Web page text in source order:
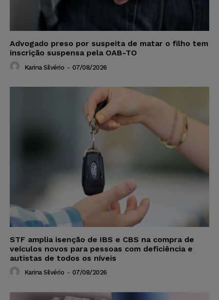
Advogado preso por suspeita de matar o filho tem
inscrição suspensa pela OAB-TO
Karina Silvério - 07/08/2026
STF amplia isenção de IBS e CBS na compra de
veículos novos para pessoas com deficiência e
autistas de todos os níveis
Karina Silvério - 07/08/2026